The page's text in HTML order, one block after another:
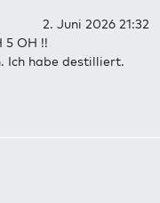
2. Juni 2026 21:32
5 OH !!
Ich habe destilliert.